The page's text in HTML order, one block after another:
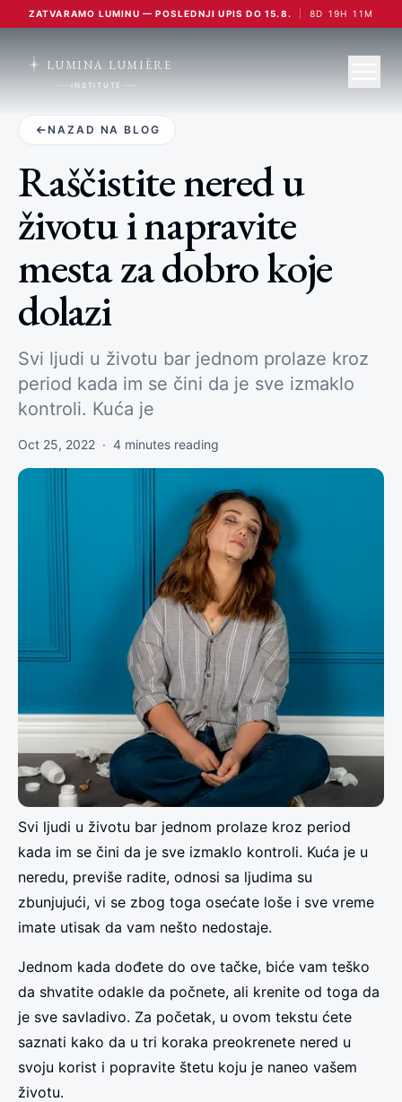
ZATVARAMO LUMINU — POSLEDNJI UPIS DO 15.8. 8D 19H 11M
LUMINA LUMIÈRE
INSTITUTE
NAZAD NA BLOG
Raščistite nered u
životu i napravite
mesta za dobro koje
dolazi
Svi ljudi u životu bar jednom prolaze kroz
period kada im se čini da je sve izmaklo
kontroli. Kuća je
Oct 25, 2022 · 4 minutes reading
Svi ljudi u životu bar jednom prolaze kroz period
kada im se čini da je sve izmaklo kontroli. Kuća je u
neredu, previše radite, odnosi sa ljudima su
zbunjujući, vi se zbog toga osećate loše i sve vreme
imate utisak da vam nešto nedostaje.
Jednom kada dođete do ove tačke, biće vam teško
da shvatite odakle da počnete, ali krenite od toga da
je sve savladivo. Za početak, u ovom tekstu ćete
saznati kako da u tri koraka preokrenete nered u
svoju korist i popravite štetu koju je naneo vašem
životu.